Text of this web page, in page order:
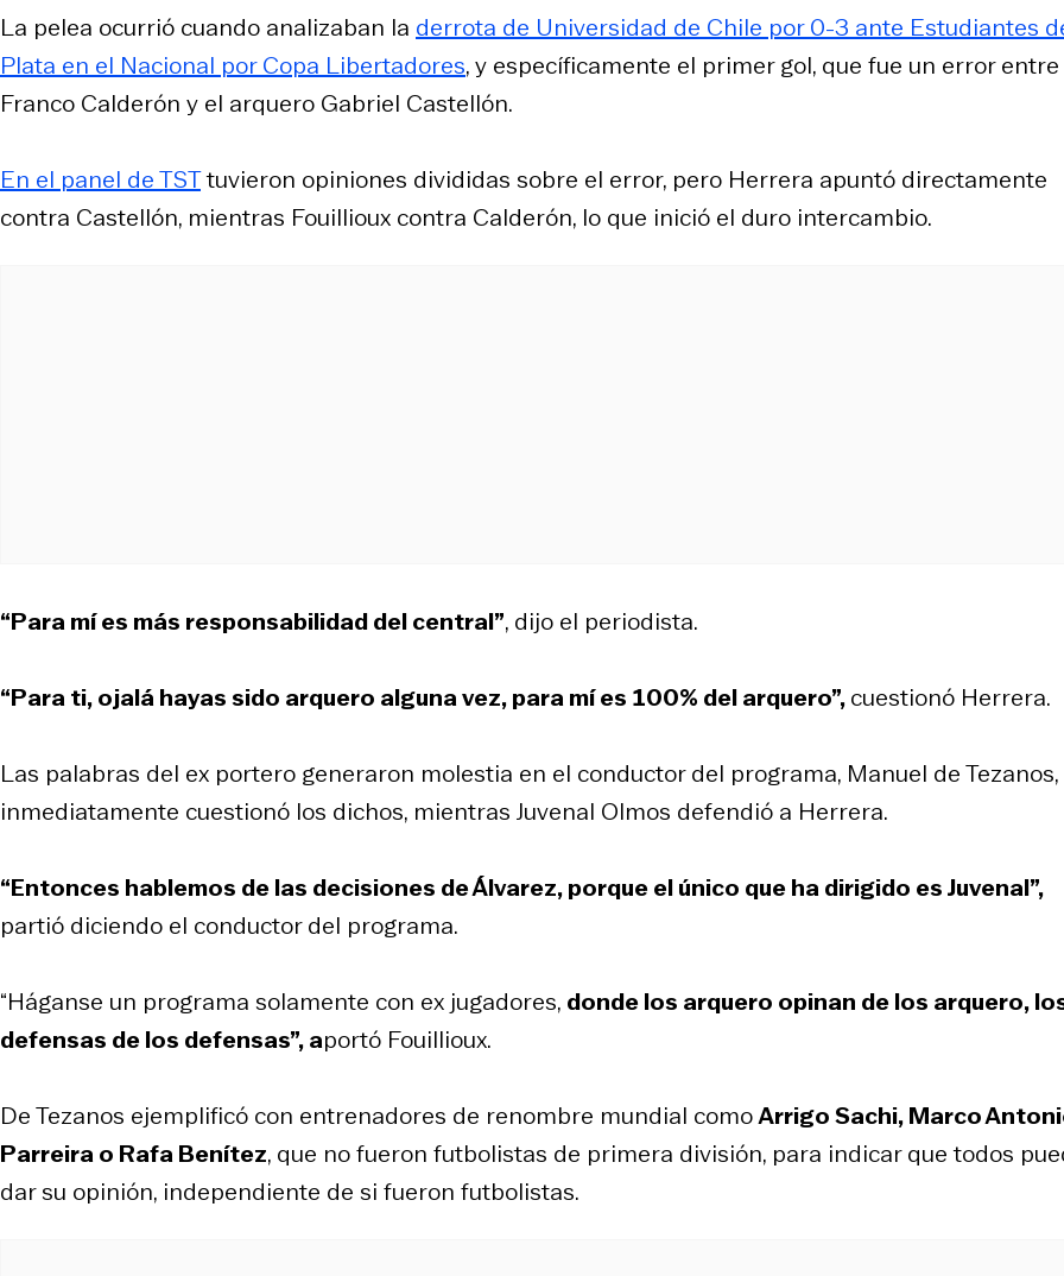
La pelea ocurrió cuando analizaban la derrota de Universidad de Chile por 0-3 ante Estudiantes
Plata en el Nacional por Copa Libertadores, y específicamente el primer gol, que fue un error entre
Franco Calderón y el arquero Gabriel Castellón.
En el panel de TSTtuvieron opiniones divididas sobre el error, pero Herrera apuntó directamente
contra Castellón, mientras Fouillioux contra Calderón, lo que inició el duro intercambio.
“Para mí es más responsabilidad del central”, dijo el periodista.
“Para ti, ojalá hayas sido arquero alguna vez, para mí es 100% del arquero”,cuestionó Herrera.
Las palabras del ex portero generaron molestia en el conductor del programa, Manuel de
inmediatamente cuestionó los dichos, mientras Juvenal Olmos defendió a Herrera.
“Entonces hablemos de las decisiones de Álvarez, porque el único que ha dirigido es Juvenal”,
partió diciendo el conductor del programa.
“Háganse un programa solamente con ex jugadores, donde los arquero opinan de los arquero,
defensas de los defensas”, aportó Fouillioux.
De Tezanos ejemplificó con entrenadores de renombre mundial comoArrigo Sachi, Marco
Parreira o Rafa Benítez, que no fueron futbolistas de primera división, para indicar que todos
dar su opinión, independiente de si fueron futbolistas.